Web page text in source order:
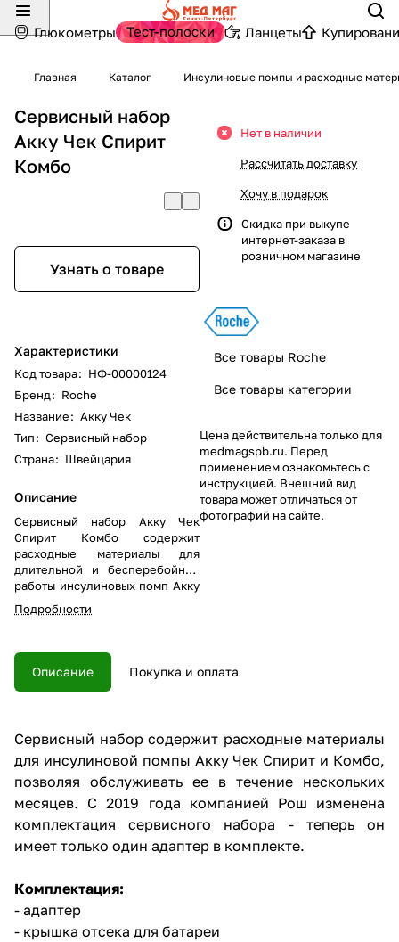
Глюкометры Тест-полоски Ланцеты
Главная Каталог Инсулиновые помпы и расходные
Сервисный набор
Акку Чек Спирит
Комбо
Узнать о товаре
Характеристики
Код товара: НФ-00000124
Бренд: Roche
Название: Акку Чек
Тип: Сервисный набор
Страна: Швейцария
Описание
Сервисный набор Акку Чек
Спирит Комбо содержит
расходные материалы для
длительной и бесперебойной
работы инсулиновых помп Акку
Чек Спирит или Комбо в
течение нескольких месяцев.
Подробности
Нет в наличии
Рассчитать доставку
Хочу в подарок
Скидка при выкупе
интернет-заказа в
розничном магазине
Все товары Roche
Все товары категории
Цена действительна только для
medmagspb.ru. Перед
применением ознакомьтесь с
инструкцией. Внешний вид
товара может отличаться от
фотографий на сайте.
Описание Покупка и оплата
Сервисный набор содержит расходные материалы
для инсулиновой помпы Акку Чек Спирит и Комбо,
позволяя обслуживать ее в течение нескольких
месяцев. С 2019 года компанией Рош изменена
комплектация сервисного набора - теперь он
имеет только один адаптер в комплекте.
Комплектация:
- адаптер
- крышка отсека для батареи